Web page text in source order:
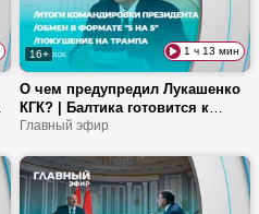
16+ 1 ч 13 мин
О чем предупредил Лукашенко
КГК? | Балтика готовится к
энергетическому кризису? |
президентов США?
Главный эфир